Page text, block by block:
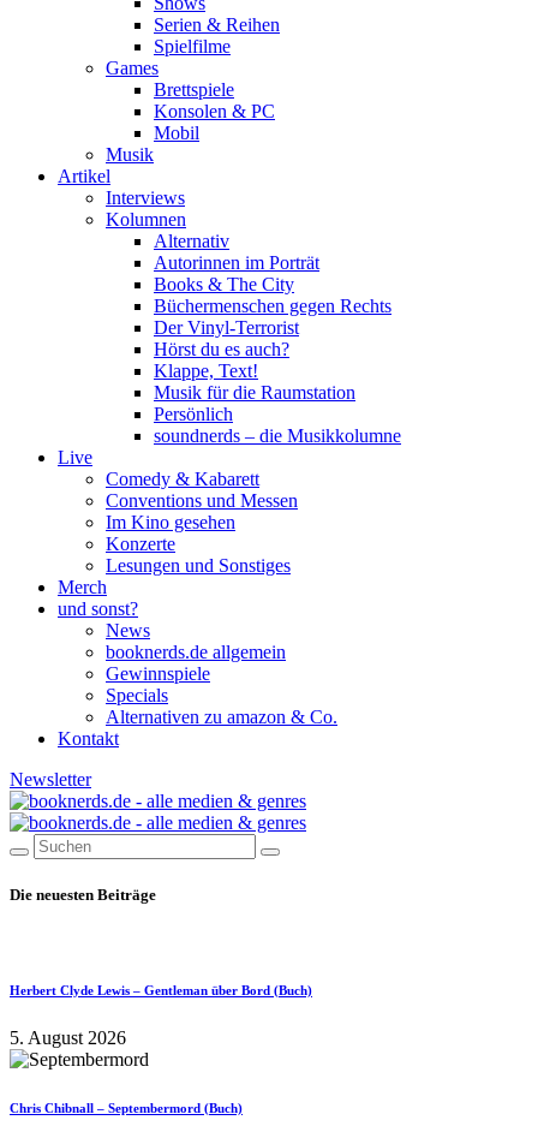
Serien & Reihen
Spielfilme
Games
Brettspiele
Konsolen & PC
Mobil
Musik
Artikel
Interviews
Kolumnen
Alternativ
Autorinnen im Porträt
Books & The City
Büchermenschen gegen Rechts
Der Vinyl-Terrorist
Hörst du es auch?
Klappe, Text!
Musik für die Raumstation
Persönlich
soundnerds – die Musikkolumne
Live
Comedy & Kabarett
Conventions und Messen
Im Kino gesehen
Konzerte
Lesungen und Sonstiges
Merch
und sonst?
News
booknerds.de allgemein
Gewinnspiele
Specials
Alternativen zu amazon & Co.
Kontakt
Newsletter
Die neuesten Beiträge
Herbert Clyde Lewis – Gentleman über Bord (Buch)
5. August 2026
Chris Chibnall – Septembermord (Buch)